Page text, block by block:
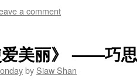
a comment
美丽》 ——巧
by Siaw Shan